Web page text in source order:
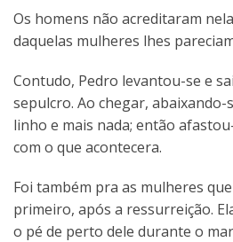
Os homens não acreditaram
daquelas mulheres lhes
Contudo, Pedro levantou-se e
sepulcro. Ao chegar, abaixando-
linho e mais nada; então
com o que acontecera.
Foi também pra as mulheres
primeiro, após a ressurreição.
o pé de perto dele durante o